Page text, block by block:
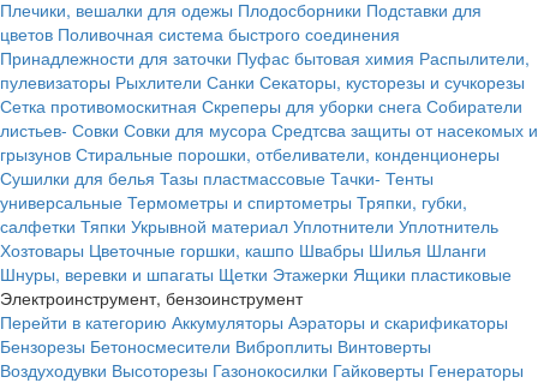
Плечики, вешалки для одежы Плодосборники Подставки для
цветов Поливочная система быстрого соединения
Принадлежности для заточки Пуфас бытовая химия Распылители,
пулевизаторы Рыхлители Санки Секаторы, кусторезы и сучкорезы
Сетка противомоскитная Скреперы для уборки снега Собиратели
листьев- Совки Совки для мусора Средтсва защиты от насекомых и
грызунов Стиральные порошки, отбеливатели, конденционеры
Сушилки для белья Тазы пластмассовые Тачки- Тенты
универсальные Термометры и спиртометры Тряпки, губки,
салфетки Тяпки Укрывной материал Уплотнители Уплотнитель
Хозтовары Цветочные горшки, кашпо Швабры Шилья Шланги
Шнуры, веревки и шпагаты Щетки Этажерки Ящики пластиковые
Электроинструмент, бензоинструмент
Перейти в категорию Аккумуляторы Аэраторы и скарификаторы
Бензорезы Бетоносмесители Виброплиты Винтоверты
Воздуходувки Высоторезы Газонокосилки Гайковерты Генераторы